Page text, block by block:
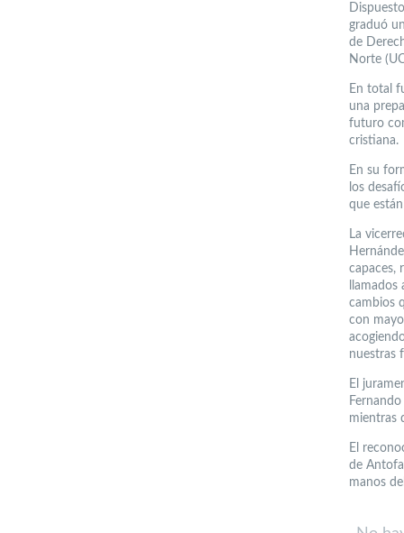
graduó
de
Norte
En total
una
futuro
cristiana.
En su
los
que
La
capaces,
cambios
con
nuestras
El
mientras
El
de
manos